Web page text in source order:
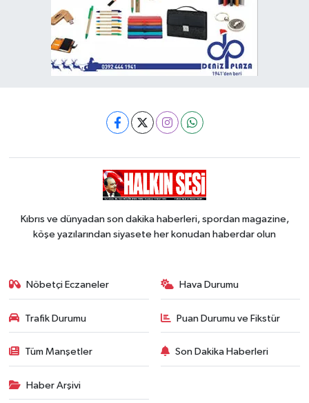
Kıbrıs ve dünyadan son dakika haberleri, spordan magazine,
köşe yazılarından siyasete her konudan haberdar olun
Nöbetçi Eczaneler Hava Durumu
Trafik Durumu Puan Durumu ve Fikstür
Tüm Manşetler Son Dakika Haberleri
Haber Arşivi